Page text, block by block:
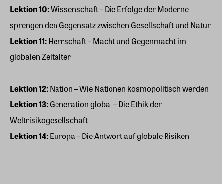
Lektion 10:Wissenschaft – Die Erfolge der Moderne
sprengen den Gegensatz zwischen Gesellschaft und Natur
Lektion 11:Herrschaft – Macht und Gegenmacht im
globalen Zeitalter
Lektion 12:Nation – Wie Nationen kosmopolitisch werden
Lektion 13:Generation global – Die Ethik der
Weltrisikogesellschaft
Lektion 14:Europa – Die Antwort auf globale Risiken